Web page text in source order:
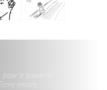
le papier et
encore.